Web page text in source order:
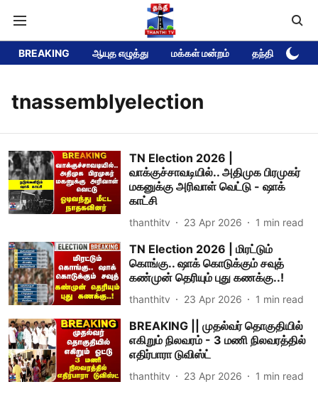
BREAKING ஆயுத எழுத்து மக்கள் மன்றம் தந்தி டிவி
tnassemblyelection
TN Election 2026 |
வாக்குச்சாவடியில்.. அதிமுக பிரமுகர்
மகனுக்கு அரிவாள் வெட்டு - ஷாக்
காட்சி
thanthitv 23 Apr 2026 1 min read
TN Election 2026 | மிரட்டும்
கொங்கு.. ஷாக் கொடுக்கும் சவுத்
கண்முன் தெரியும் புது கணக்கு..!
thanthitv 23 Apr 2026 1 min read
BREAKING || முதல்வர் தொகுதியில்
எகிறும் நிலவரம் - 3 மணி நிலவரத்தில்
எதிர்பாரா டுவிஸ்ட்
thanthitv 23 Apr 2026 1 min read